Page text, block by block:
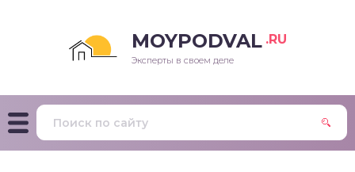
MOYPODVAL .RU
Эксперты в своем деле